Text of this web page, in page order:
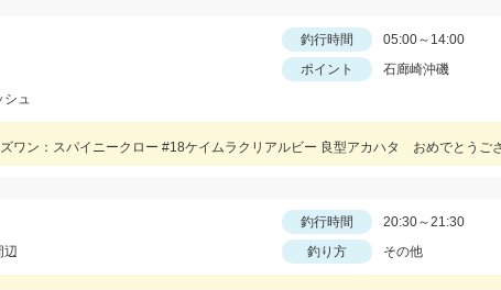
釣行時間
05:00～14:00
ポイント
石廊崎沖磯
シュ
ワン：スパイニークロー #18ケイムラクリアルビー 良型アカハタ おめでとうご
釣行時間
20:30～21:30
辺 釣り方 その他